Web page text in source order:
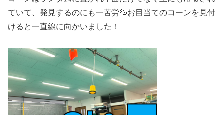
ていて、発見するのにも一苦労💦お目当てのコーンを見付
けると一直線に向かいました！